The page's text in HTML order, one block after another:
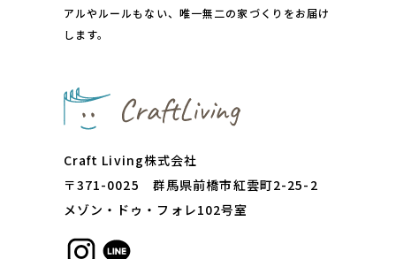
アルやルールもない、唯一無二の家づくりをお届け
します。
Craft Living株式会社
〒371-0025 群⾺県前橋市紅雲町2-25-2
メゾン・ドゥ・フォレ102号室